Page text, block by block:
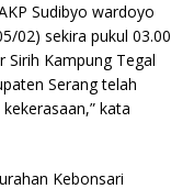
Sudibyo wardoyo
02) sekira pukul 03.00
Sirih Kampung Tegal
Serang telah
kata
Kebonsari